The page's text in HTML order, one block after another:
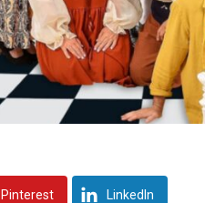
Pinterest LinkedIn